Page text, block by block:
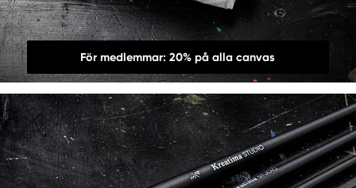
För medlemmar: 20% på alla canvas